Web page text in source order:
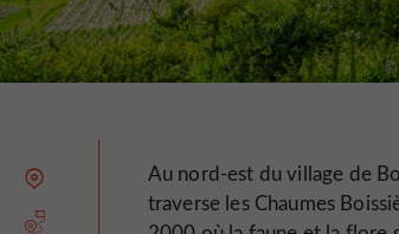
Au nord-est du village de
traverse les Chaumes